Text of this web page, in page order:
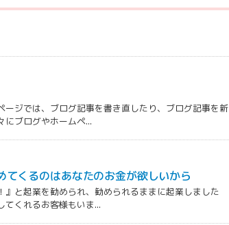
ジでは、ブログ記事を書き直したり、ブログ記事を新
にブログやホームペ...
くるのはあなたのお金が欲しいから
』と起業を勧められ、勧められるままに起業しました
てくれるお客様もいま...